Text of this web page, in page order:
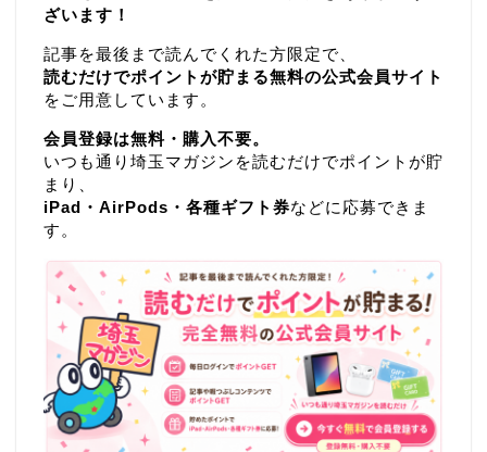
ざいます！
記事を最後まで読んでくれた方限定で、
読むだけでポイントが貯まる無料の公式会員サイト
をご用意しています。
会員登録は無料・購入不要。
いつも通り埼玉マガジンを読むだけでポイントが貯
まり、
iPad・AirPods・各種ギフト券などに応募できま
す。